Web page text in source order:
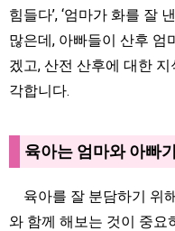
힘들다’, ‘엄마가 화를 잘
많은데, 아빠들이 산후 엄
겠고, 산전 산후에 대한
각합니다.
육아는 엄마와 아빠
육아를 잘 분담하기 위
와 함께 해보는 것이 중요